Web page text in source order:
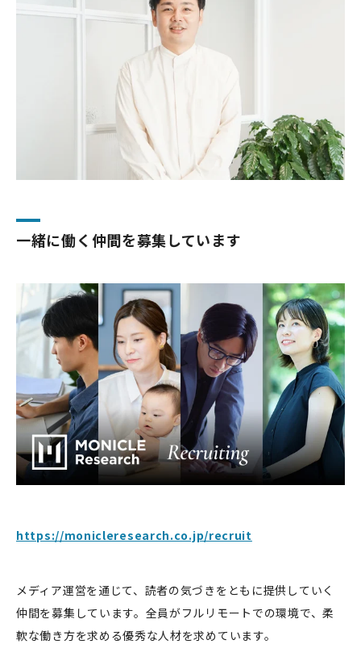
一緒に働く仲間を募集しています
https://monicleresearch.co.jp/recruit
メディア運営を通じて、読者の気づきをともに提供していく
仲間を募集しています。全員がフルリモートでの環境で、柔
軟な働き方を求める優秀な人材を求めています。